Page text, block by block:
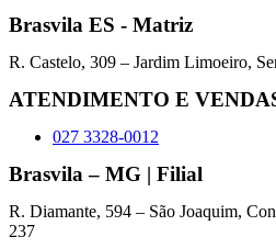
Brasvila ES - Matriz
R. Castelo, 309 – Jardim Limoeiro,
ATENDIMENTO E
027 3328-0012
Brasvila – MG | Filial
R. Diamante, 594 – São Joaquim,
237